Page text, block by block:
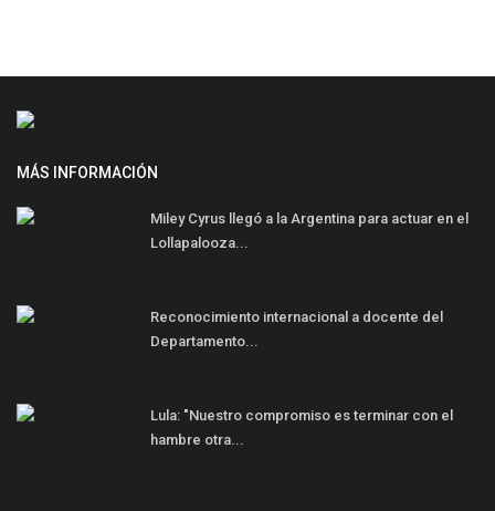
MÁS INFORMACIÓN
Miley Cyrus llegó a la Argentina para actuar en el
Lollapalooza...
Reconocimiento internacional a docente del
Departamento...
Lula: "Nuestro compromiso es terminar con el
hambre otra...